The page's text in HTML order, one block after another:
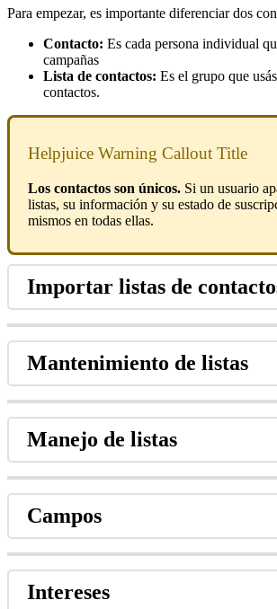
Para empezar, es importante diferenciar dos
Contacto: Es cada persona individual
campañas
Lista de contactos: Es el grupo que
contactos.
Helpjuice Warning Callout Title
Los contactos son únicos. Si un usuario
listas, su información y su estado de
mismos en todas ellas.
Importar listas de
Mantenimiento de listas
Manejo de listas
Campos
Intereses